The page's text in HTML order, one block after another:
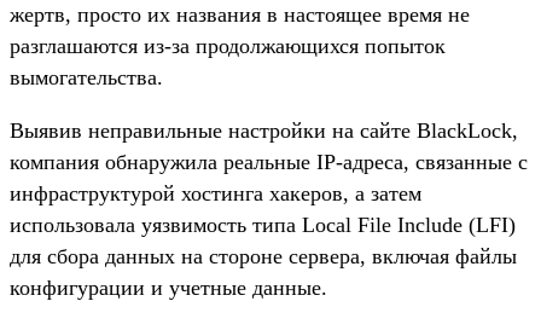
жертв, просто их названия в настоящее время не
разглашаются из-за продолжающихся попыток
вымогательства.
Выявив неправильные настройки на сайте BlackLock,
компания обнаружила реальные IP-адреса, связанные с
инфраструктурой хостинга хакеров, а затем
использовала уязвимость типа Local File Include (LFI)
для сбора данных на стороне сервера, включая файлы
конфигурации и учетные данные.